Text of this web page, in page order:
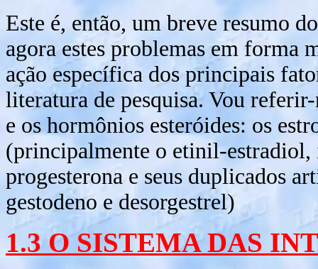
Este é, então, um breve resumo
agora estes problemas em forma
ação específica dos principais
literatura de pesquisa. Vou
e os hormônios esteróides: os
(principalmente o etinil-
progesterona e seus duplicados
gestodeno e desorgestrel)
1.3 O SISTEMA DAS